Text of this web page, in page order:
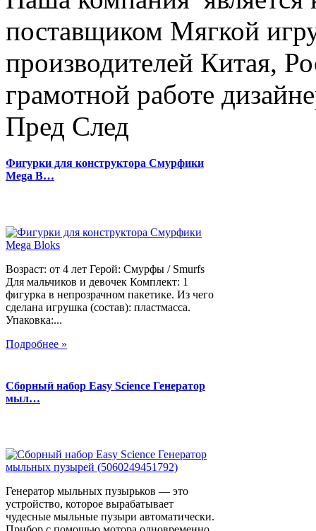
поставщиком Мягкой
производителей Китая,
грамотной работе
Пред След
Фигурки для конструктора Смурфики
Mega B…
Возраст: от 4 лет Герой: Смурфы / Smurfs
Для мальчиков и девочек Комплект: 1
фигурка в непрозрачном пакетике. Из чего
сделана игрушка (состав): пластмасса.
Упаковка:...
Подробнее »
Сборный набор Easy Science Генератор
мыл…
Генератор мыльных пузырьков — это
устройство, которое вырабатывает
чудесные мыльные пузыри автоматически.